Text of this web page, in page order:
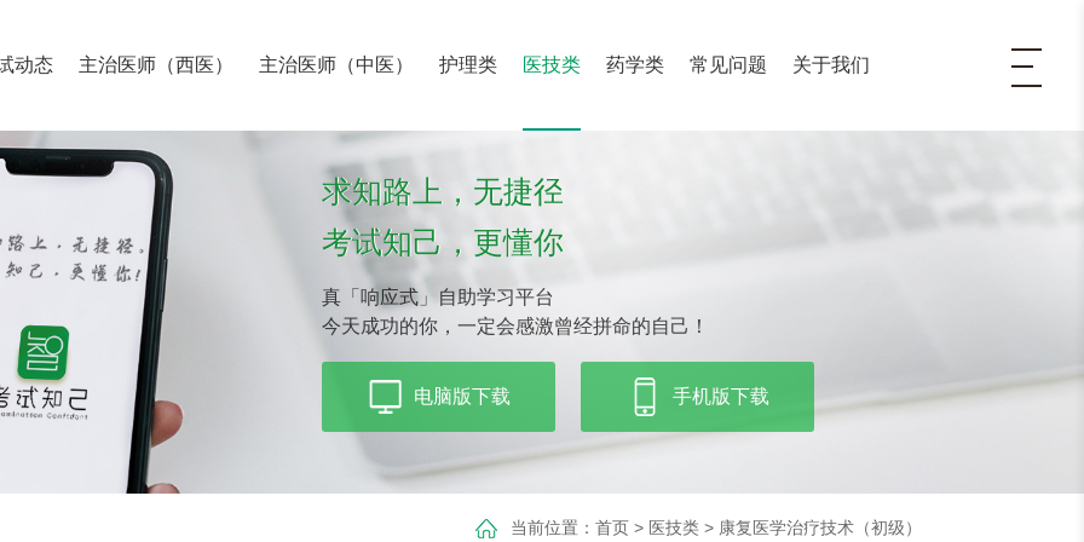
动态 主治医师（西医） 主治医师（中医） 护理类 医技类 药学类 常见问题 关于我们
求知路上，无捷径
考试知己，更懂你
真「响应式」自助学习平台
今天成功的你，一定会感激曾经拼命的自己！
电脑版下载 手机版下载
当前位置： 首页> 医技类> 康复医学治疗技术（初级）